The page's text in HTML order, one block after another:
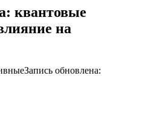
квантовые
на
Запись обновлена: